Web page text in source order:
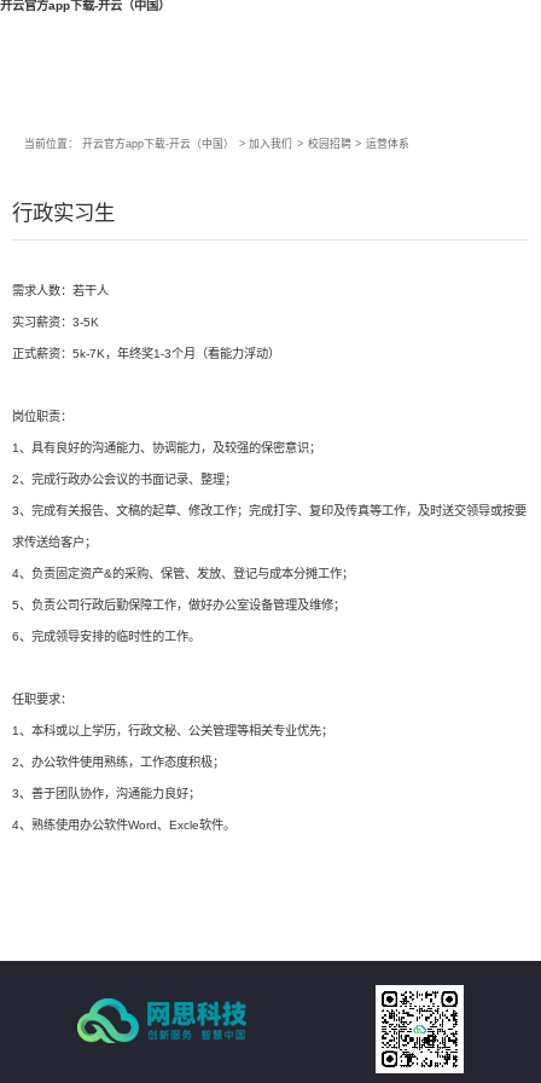
开云官方app下载-开云（中国）
当前位置： 开云官方app下载-开云（中国） > 加入我们 > 校园招聘 > 运营体系
行政实习生
需求人数：若干人
实习薪资：3-5K
正式薪资：5k-7K，年终奖1-3个月（看能力浮动）
岗位职责：
1、具有良好的沟通能力、协调能力，及较强的保密意识；
2、完成行政办公会议的书面记录、整理；
3、完成有关报告、文稿的起草、修改工作；完成打字、复印及传真等工作，及时送交领导或按要
求传送给客户；
4、负责固定资产&的采购、保管、发放、登记与成本分摊工作；
5、负责公司行政后勤保障工作，做好办公室设备管理及维修；
6、完成领导安排的临时性的工作。
任职要求：
1、本科或以上学历，行政文秘、公关管理等相关专业优先；
2、办公软件使用熟练，工作态度积极；
3、善于团队协作，沟通能力良好；
4、熟练使用办公软件Word、Excle软件。